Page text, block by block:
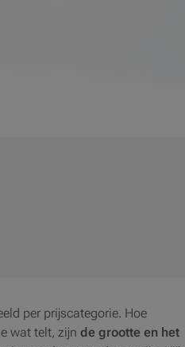
per prijscategorie. Hoe
wat telt, zijn de grootte en het